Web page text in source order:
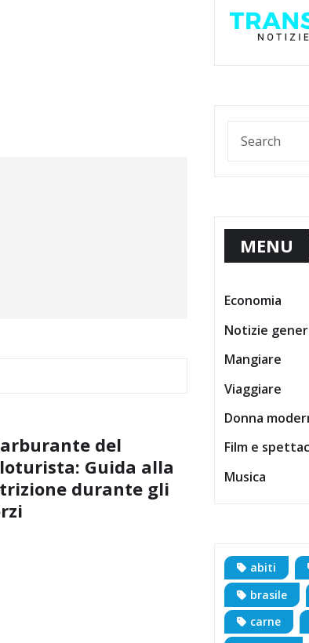
del
Guida alla
durante gli
MENU
Economia
Notizie
Mangiare
Viaggiare
Donna
Film e
Musica
abiti
brasile
carne